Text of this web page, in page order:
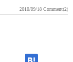
2010/09/18 Comment(2)